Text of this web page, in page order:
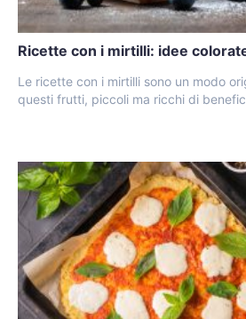
Ricette con i mirtilli: idee
Le ricette con i mirtilli sono un modo
questi frutti, piccoli ma ricchi di